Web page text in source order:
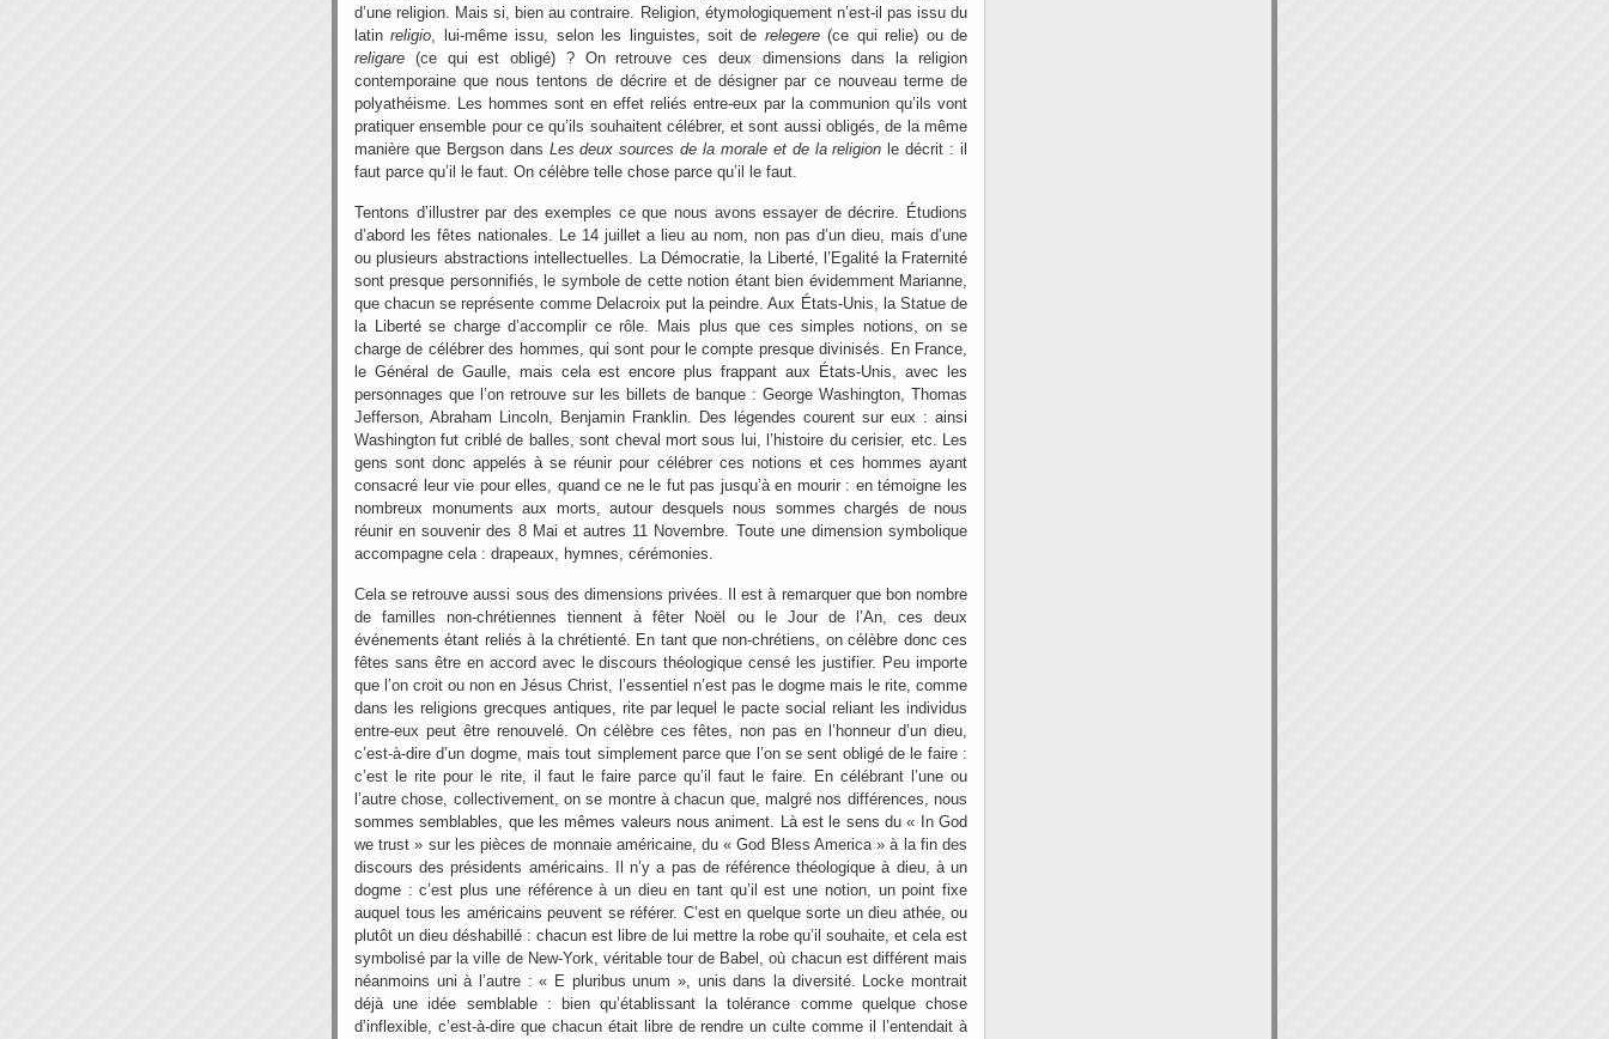
d’une religion. Mais si, bien au contraire. Religion, étymologiquement n’est-il pas issu du
latinreligio, lui-même issu, selon les linguistes, soit de relegere(ce qui relie) ou de
religare (ce qui est obligé) ? On retrouve ces deux dimensions dans la religion
contemporaine que nous tentons de décrire et de désigner par ce nouveau terme de
polyathéisme. Les hommes sont en effet reliés entre-eux par la communion qu’ils vont
pratiquer ensemble pour ce qu’ils souhaitent célébrer, et sont aussi obligés, de la même
manière que Bergson dans Les deux sources de la morale et de la religion le décrit : il
faut parce qu’il le faut. On célèbre telle chose parce qu’il le faut.
Tentons d’illustrer par des exemples ce que nous avons essayer de décrire. Étudions
d’abord les fêtes nationales. Le 14 juillet a lieu au nom, non pas d’un dieu, mais d’une
ou plusieurs abstractions intellectuelles. La Démocratie, la Liberté, l’Egalité la Fraternité
sont presque personnifiés, le symbole de cette notion étant bien évidemment Marianne,
que chacun se représente comme Delacroix put la peindre. Aux États-Unis, la Statue de
la Liberté se charge d’accomplir ce rôle. Mais plus que ces simples notions, on se
charge de célébrer des hommes, qui sont pour le compte presque divinisés. En France,
le Général de Gaulle, mais cela est encore plus frappant aux États-Unis, avec les
personnages que l’on retrouve sur les billets de banque : George Washington, Thomas
Jefferson, Abraham Lincoln, Benjamin Franklin. Des légendes courent sur eux : ainsi
Washington fut criblé de balles, sont cheval mort sous lui, l’histoire du cerisier, etc. Les
gens sont donc appelés à se réunir pour célébrer ces notions et ces hommes ayant
consacré leur vie pour elles, quand ce ne le fut pas jusqu’à en mourir : en témoigne les
nombreux monuments aux morts, autour desquels nous sommes chargés de nous
réunir en souvenir des 8 Mai et autres 11 Novembre. Toute une dimension symbolique
accompagne cela : drapeaux, hymnes, cérémonies.
Cela se retrouve aussi sous des dimensions privées. Il est à remarquer que bon nombre
de familles non-chrétiennes tiennent à fêter Noël ou le Jour de l’An, ces deux
événements étant reliés à la chrétienté. En tant que non-chrétiens, on célèbre donc ces
fêtes sans être en accord avec le discours théologique censé les justifier. Peu importe
que l’on croit ou non en Jésus Christ, l’essentiel n’est pas le dogme mais le rite, comme
dans les religions grecques antiques, rite par lequel le pacte social reliant les individus
entre-eux peut être renouvelé. On célèbre ces fêtes, non pas en l’honneur d’un dieu,
c’est-à-dire d’un dogme, mais tout simplement parce que l’on se sent obligé de le faire :
c’est le rite pour le rite, il faut le faire parce qu’il faut le faire. En célébrant l’une ou
l’autre chose, collectivement, on se montre à chacun que, malgré nos différences, nous
sommes semblables, que les mêmes valeurs nous animent. Là est le sens du « In God
we trust » sur les pièces de monnaie américaine, du « God Bless America » à la fin des
discours des présidents américains. Il n’y a pas de référence théologique à dieu, à un
dogme : c’est plus une référence à un dieu en tant qu’il est une notion, un point fixe
auquel tous les américains peuvent se référer. C’est en quelque sorte un dieu athée, ou
plutôt un dieu déshabillé : chacun est libre de lui mettre la robe qu’il souhaite, et cela est
symbolisé par la ville de New-York, véritable tour de Babel, où chacun est différent mais
néanmoins uni à l’autre : « E pluribus unum », unis dans la diversité. Locke montrait
déjà une idée semblable : bien qu’établissant la tolérance comme quelque chose
d’inflexible, c’est-à-dire que chacun était libre de rendre un culte comme il l’entendait à